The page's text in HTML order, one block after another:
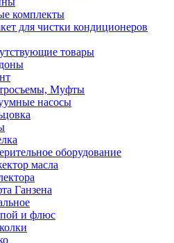
комплекты
для чистки кондиционеров
товары
Муфты
насосы
оборудование
масла
Ганзена
и флюс